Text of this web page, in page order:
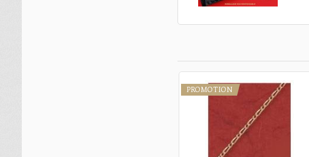
PROMOTION